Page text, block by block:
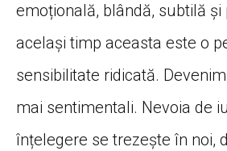
emoțională, blândă, subtilă
același timp aceasta este o
sensibilitate ridicată.
mai sentimentali. Nevoia de
înțelegere se trezește în noi,